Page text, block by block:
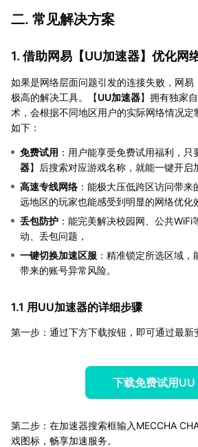
二. 常见解决方案
1. 借助网易【UU加速器】优化网
如果是网络层面问题引发的连接失败，网易
极高的解决工具。【UU加速器】拥有独家
术，会根据不同地区用户的实际网络情况定
如下：
免费试用 ：用户能享受免费试用福利，只
器】后搜索对应游戏名称，就能一键开启
高速专线网络 ：能极大压低跨区访问带
远地区的玩家也能感受到明显的网络优化
丢包防护 ：能完美解决校园网、公共
动、丢包问题，
一键切换加速区服 ：精准锁定所选区域
带来的账号异常风险。
1.1 用UU加速器的详细步骤
第一步：通过下方下载按钮，即可通过最新
下载免费试用UU
第二步：在加速器搜索框输入MECCHA
戏图标，畅享加速服务。